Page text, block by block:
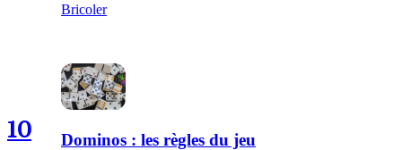
Bricoler
10 Dominos : les règles du jeu